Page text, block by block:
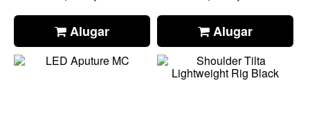
Alugar Alugar